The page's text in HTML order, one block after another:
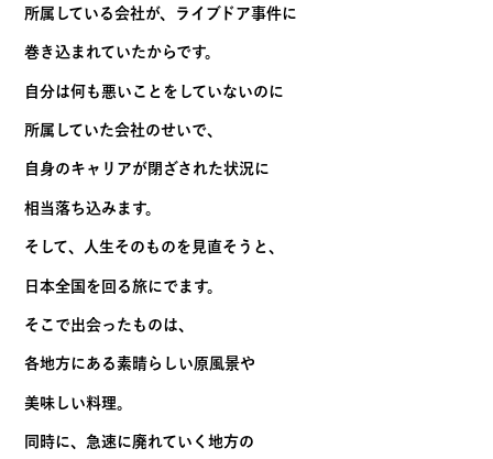
所属している会社が、ライブドア事件に
巻き込まれていたからです。
自分は何も悪いことをしていないのに
所属していた会社のせいで、
自身のキャリアが閉ざされた状況に
相当落ち込みます。
そして、人生そのものを見直そうと、
日本全国を回る旅にでます。
そこで出会ったものは、
各地方にある素晴らしい原風景や
美味しい料理。
同時に、急速に廃れていく地方の